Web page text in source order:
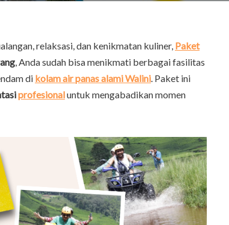
relaksasi, dan kenikmatan kuliner, Paket
, Anda sudah bisa menikmati berbagai fasilitas
di kolam air panas alami Walini. Paket ini
profesionaluntuk mengabadikan momen